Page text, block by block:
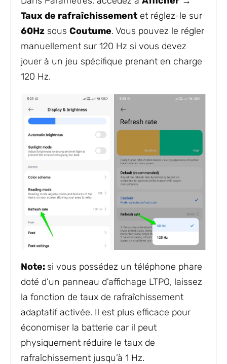
Taux de rafraîchissement et réglez-le sur
60Hz sous Coutume. Vous pouvez le régler
manuellement sur 120 Hz si vous devez
jouer à un jeu spécifique prenant en charge
120 Hz.
Note: si vous possédez un téléphone phare
doté d’un panneau d’affichage LTPO, laissez
la fonction de taux de rafraîchissement
adaptatif activée. Il est plus efficace pour
économiser la batterie car il peut
physiquement réduire le taux de
rafraîchissement jusqu’à 1 Hz.